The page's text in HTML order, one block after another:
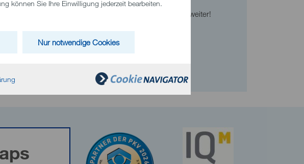
können Sie Ihre Einwilligung jederzeit bearbeiten.
Nur notwendige Cookies
Wir helfen Ihnen gerne weiter!
Telefon
E-Mail senden